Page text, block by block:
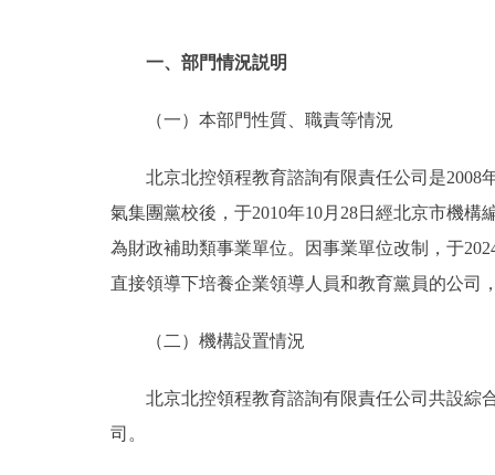
一、部門情況説明
（一）本部門性質、職責等情況
北京北控領程教育諮詢有限責任公司是2008
氣集團黨校後，于2010年10月28日經北京市機
為財政補助類事業單位。因事業單位改制，于
直接領導下培養企業領導人員和教育黨員的公司
（二）機構設置情況
北京北控領程教育諮詢有限責任公司共設綜合
司。